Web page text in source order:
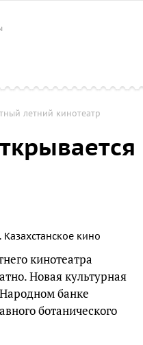
летний кинотеатр
кинотеатра
Новая культурная
банке
ботанического